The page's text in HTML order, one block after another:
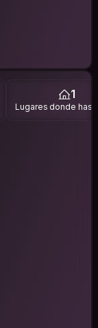
1
Lugares donde has